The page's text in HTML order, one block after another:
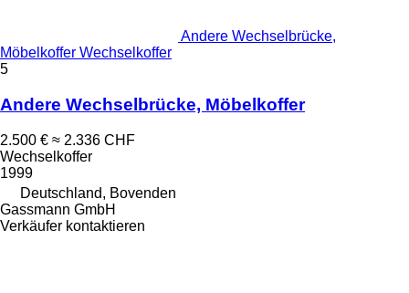
Andere Wechselbrücke,
Möbelkoffer Wechselkoffer
5
Andere Wechselbrücke, Möbelkoffer
2.500 € ≈ 2.336 CHF
Wechselkoffer
1999
Deutschland, Bovenden
Gassmann GmbH
Verkäufer kontaktieren